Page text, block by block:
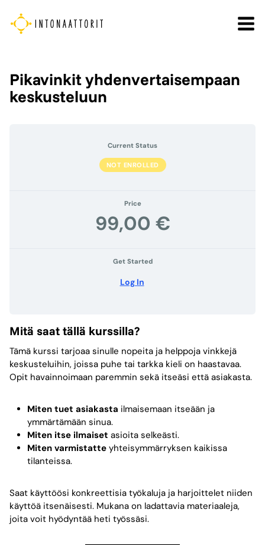
sisältöön
Pikavinkit yhdenvertaisempaan
keskusteluun
Current Status
NOT ENROLLED
Price
99,00 €
Get Started
Log In
Mitä saat tällä kurssilla?
Tämä kurssi tarjoaa sinulle nopeita ja helppoja vinkkejä
keskusteluihin, joissa puhe tai tarkka kieli on haastavaa.
Opit havainnoimaan paremmin sekä itseäsi että asiakasta.
Miten tuet asiakasta ilmaisemaan itseään ja
ymmärtämään sinua.
Miten itse ilmaiset asioita selkeästi.
Miten varmistatte yhteisymmärryksen kaikissa
tilanteissa.
Saat käyttöösi konkreettisia työkaluja ja harjoittelet niiden
käyttöä itsenäisesti. Mukana on ladattavia materiaaleja,
joita voit hyödyntää heti työssäsi.